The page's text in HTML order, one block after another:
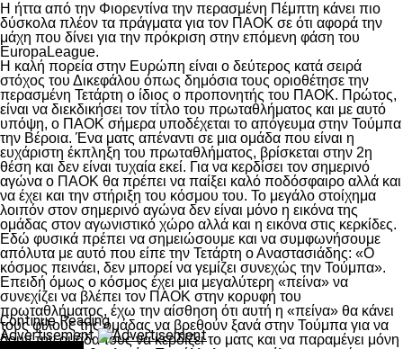
Η ήττα από την Φιορεντίνα την περασμένη Πέμπτη κάνει πιο
δύσκολα πλέον τα πράγματα για τον ΠΑΟΚ σε ότι αφορά την
μάχη που δίνει για την πρόκριση στην επόμενη φάση του
EuropaLeague.
H καλή πορεία στην Ευρώπη είναι ο δεύτερος κατά σειρά
στόχος του Δικεφάλου όπως δημόσια τους οριοθέτησε την
περασμένη Τετάρτη ο ίδιος ο προπονητής του ΠΑΟΚ. Πρώτος,
είναι να διεκδικήσει τον τίτλο του πρωταθλήματος και με αυτό
υπόψη, ο ΠΑΟΚ σήμερα υποδέχεται το απόγευμα στην Τούμπα
την Βέροια. Ένα ματς απέναντι σε μια ομάδα που είναι η
ευχάριστη έκπληξη του πρωταθλήματος, βρίσκεται στην 2η
θέση και δεν είναι τυχαία εκεί. Για να κερδίσει τον σημερινό
αγώνα ο ΠΑΟΚ θα πρέπει να παίξει καλό ποδόσφαιρο αλλά και
να έχει και την στήριξη του κόσμου του. Το μεγάλο στοίχημα
λοιπόν στον σημερινό αγώνα δεν είναι μόνο η εικόνα της
ομάδας στον αγωνιστικό χώρο αλλά και η εικόνα στις κερκίδες.
Εδώ φυσικά πρέπει να σημειώσουμε και να συμφωνήσουμε
απόλυτα με αυτό που είπε την Τετάρτη ο Αναστασιάδης: «Ο
κόσμος πεινάει, δεν μπορεί να γεμίζει συνεχώς την Τούμπα».
Επειδή όμως ο κόσμος έχει μια μεγαλύτερη «πείνα» να
συνεχίζει να βλέπει τον ΠΑΟΚ στην κορυφή του
πρωταθλήματος, έχω την αίσθηση ότι αυτή η «πείνα» θα κάνει
τους φίλους της ομάδας να βρεθούν ξανά στην Τούμπα για να
δουν την ομάδα τους να κερδίζει το ματς και να παραμένει μόνη
Continue Reading
Advertisement